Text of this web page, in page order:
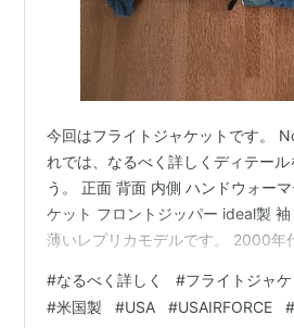
今回はフライトジャケットです。
れでは、なるべく詳しくディテール
う。 正面 背面 内側 ハンドウォー
ケット フロントジッパー ideal製
薄いレプリカモデルです。 2000年
はMA-1になります。 この時代MA-1
な着ていましたが、このL-2Bはあま
#なるべく詳しく #フライトジャケ
#米国製 #USA #USAIRFORCE